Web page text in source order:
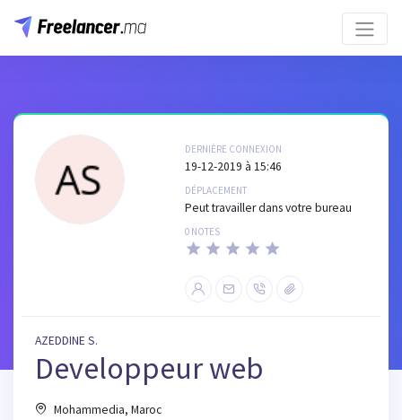
DERNIÈRE CONNEXION
19-12-2019 à 15:46
DÉPLACEMENT
Peut travailler dans votre bureau
0 NOTES
AZEDDINE S.
Developpeur web
Mohammedia, Maroc